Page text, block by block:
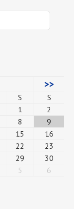
>>
S
S
1
2
8
9
15
16
22
23
29
30
5 6